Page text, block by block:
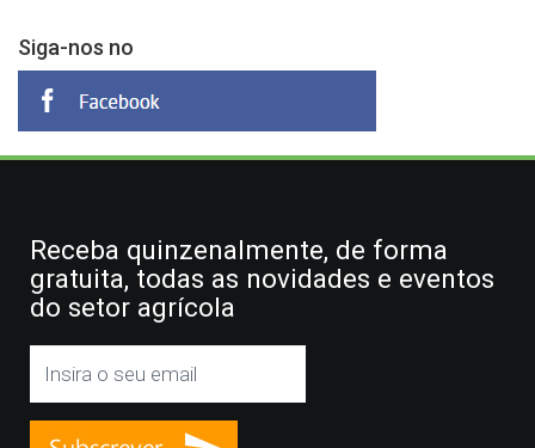
Siga-nos no
Receba quinzenalmente, de forma
gratuita, todas as novidades e eventos
do setor agrícola